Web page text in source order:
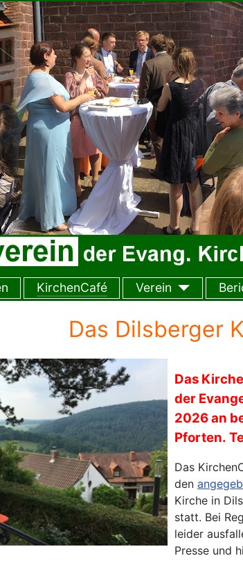
KirchenCafé Verein
Das Dilsberger
Das
der
2026 an
Pforten.
Das
den
Kirche in
statt. Bei
leider
Presse und